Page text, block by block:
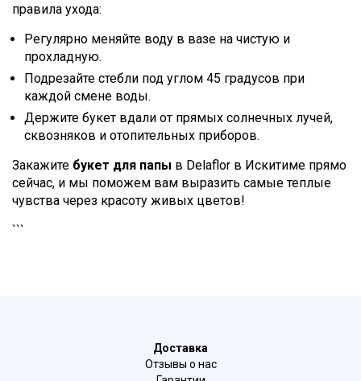
правила ухода:
Регулярно меняйте воду в вазе на чистую и
прохладную.
Подрезайте стебли под углом 45 градусов при
каждой смене воды.
Держите букет вдали от прямых солнечных лучей,
сквозняков и отопительных приборов.
Закажите букет для папы в Delaflor в Искитиме прямо
сейчас, и мы поможем вам выразить самые теплые
чувства через красоту живых цветов!
```
Доставка
Отзывы о нас